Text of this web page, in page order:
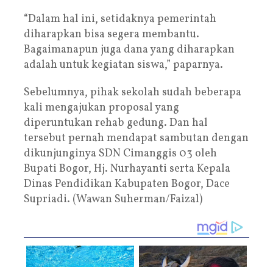
“Dalam hal ini, setidaknya pemerintah
diharapkan bisa segera membantu.
Bagaimanapun juga dana yang diharapkan
adalah untuk kegiatan siswa,” paparnya.
Sebelumnya, pihak sekolah sudah beberapa
kali mengajukan proposal yang
diperuntukan rehab gedung. Dan hal
tersebut pernah mendapat sambutan dengan
dikunjunginya SDN Cimanggis 03 oleh
Bupati Bogor, Hj. Nurhayanti serta Kepala
Dinas Pendidikan Kabupaten Bogor, Dace
Supriadi. (Wawan Suherman/Faizal)